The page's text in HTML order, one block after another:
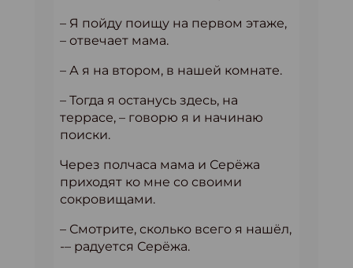
– Я пойду поищу на первом этаже,
– отвечает мама.
– А я на втором, в нашей комнате.
– Тогда я останусь здесь, на
террасе, – говорю я и начинаю
поиски.
Через полчаса мама и Серёжа
приходят ко мне со своими
сокровищами.
– Смотрите, сколько всего я нашёл,
-– радуется Серёжа.